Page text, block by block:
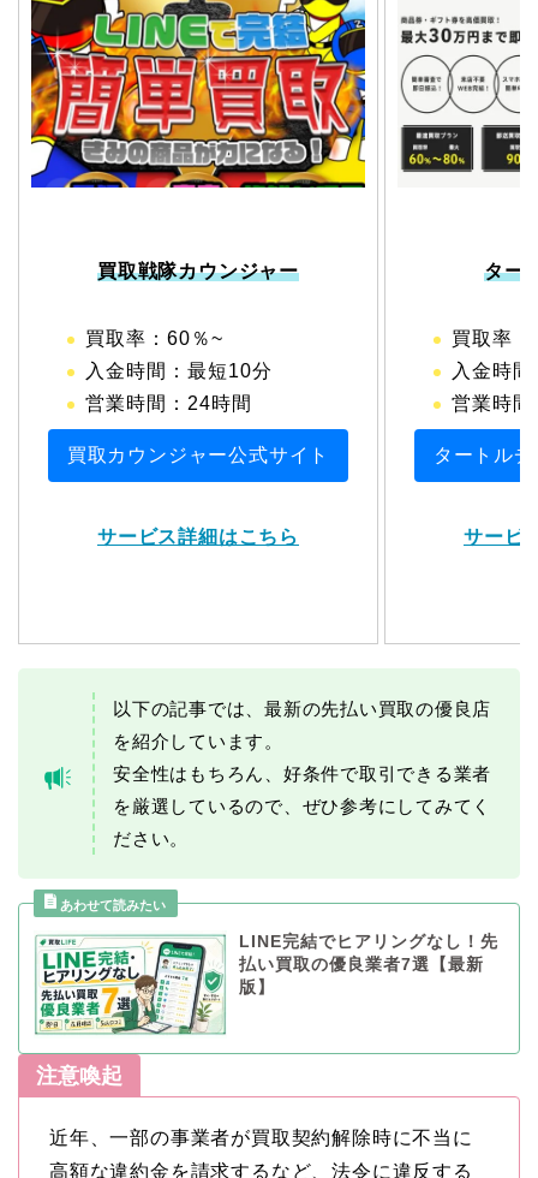
買取戦隊カウンジャー
買取率：60％~
入金時間：最短10分
営業時間：24時間
買取カウンジャー公式サイト
サービス詳細はこちら
ター
買取率
入金時
営業時
タートル
サービ
以下の記事では、最新の先払い買取の優良店
を紹介しています。
安全性はもちろん、好条件で取引できる業者
を厳選しているので、ぜひ参考にしてみてく
ださい。
LINE完結でヒアリングなし！先
払い買取の優良業者7選【最新
版】
注意喚起
近年、一部の事業者が買取契約解除時に不当に
高額な違約金を請求するなど、法令に違反する